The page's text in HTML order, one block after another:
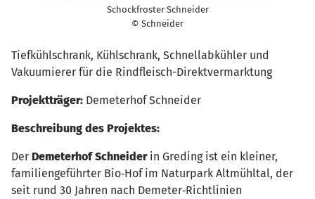
Schockfroster Schneider
© Schneider
Tiefkühlschrank, Kühlschrank, Schnellabkühler und
Vakuumierer für die Rindfleisch-Direktvermarktung
Projektträger: Demeterhof Schneider
Beschreibung des Projektes:
Der Demeterhof Schneiderin Greding ist ein kleiner,
familiengeführter Bio‑Hof im Naturpark Altmühltal, der
seit rund 30 Jahren nach Demeter‑Richtlinien